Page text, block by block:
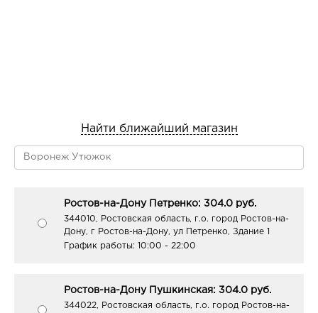
Найти ближайший магазин
Ростов-на-Дону Петренко: 304.0 руб.
344010, Ростовская область, г.о. город Ростов-на-
Дону, г Ростов-на-Дону, ул Петренко, Здание 1
График работы: 10:00 - 22:00
Ростов-на-Дону Пушкинская: 304.0 руб.
344022, Ростовская область, г.о. город Ростов-на-